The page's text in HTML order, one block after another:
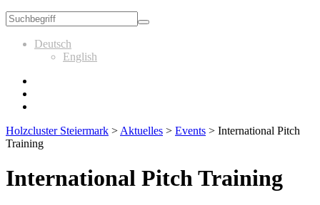
Deutsch
English
Holzcluster Steiermark > Aktuelles > Events > International Pitch
Training
International Pitch Training